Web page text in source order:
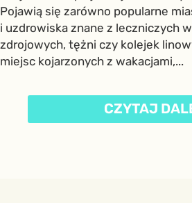
Pojawią się zarówno popularne
i uzdrowiska znane z leczniczych
zdrojowych, tężni czy kolejek
miejsc kojarzonych z wakacjami,...
CZYTAJ